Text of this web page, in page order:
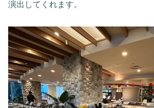
演出してくれます。